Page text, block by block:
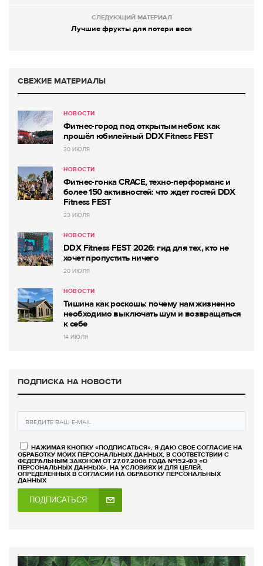
СЛЕДУЮЩИЙ МАТЕРИАЛ
Лучшие фрукты для потери веса
СВЕЖИЕ МАТЕРИАЛЫ
НОВОСТИ
Фитнес-город под открытым небом: как
прошёл юбилейный DDX Fitness FEST
30 ИЮЛЯ
НОВОСТИ
Фитнес-гонка CRACE, техно-перформанс и
более 150 активностей: что ждет гостей DDX
Fitness FEST
23 ИЮЛЯ
НОВОСТИ
DDX Fitness FEST 2026: гид для тех, кто не
хочет пропустить ничего
20 ИЮЛЯ
НОВОСТИ
Тишина как роскошь: почему нам жизненно
необходимо выключать шум и возвращаться
к себе
14 ИЮЛЯ
ПОДПИСКА НА НОВОСТИ
НАЖИМАЯ КНОПКУ «ПОДПИСАТЬСЯ», Я ДАЮ СВОЕ СОГЛАСИЕ НА
ОБРАБОТКУ МОИХ ПЕРСОНАЛЬНЫХ ДАННЫХ, В СООТВЕТСТВИИ С
ФЕДЕРАЛЬНЫМ ЗАКОНОМ ОТ 27.07.2006 ГОДА №152-ФЗ «О
ПЕРСОНАЛЬНЫХ ДАННЫХ», НА УСЛОВИЯХ И ДЛЯ ЦЕЛЕЙ,
ОПРЕДЕЛЕННЫХ В СОГЛАСИИ НА ОБРАБОТКУ ПЕРСОНАЛЬНЫХ
ДАННЫХ
ПОДПИСАТЬСЯ